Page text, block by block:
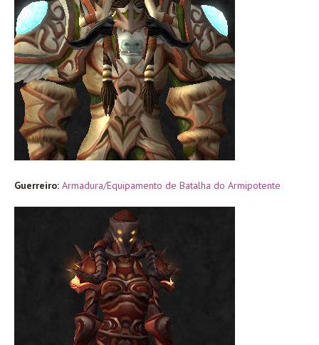
Guerreiro: Armadura/Equipamento de Batalha do Armipotente